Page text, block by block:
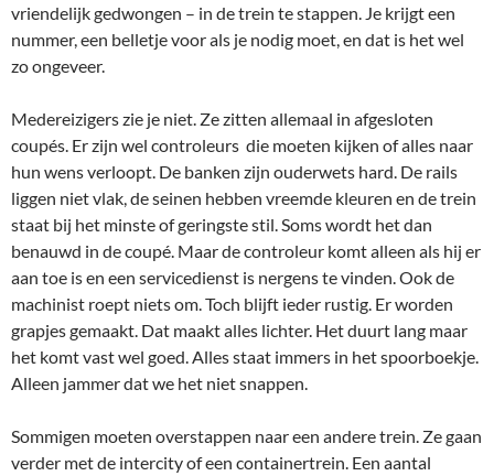
vriendelijk gedwongen – in de trein te stappen. Je krijgt een
nummer, een belletje voor als je nodig moet, en dat is het wel
zo ongeveer.
Medereizigers zie je niet. Ze zitten allemaal in afgesloten
coupés. Er zijn wel controleurs die moeten kijken of alles naar
hun wens verloopt. De banken zijn ouderwets hard. De rails
liggen niet vlak, de seinen hebben vreemde kleuren en de trein
staat bij het minste of geringste stil. Soms wordt het dan
benauwd in de coupé. Maar de controleur komt alleen als hij er
aan toe is en een servicedienst is nergens te vinden. Ook de
machinist roept niets om. Toch blijft ieder rustig. Er worden
grapjes gemaakt. Dat maakt alles lichter. Het duurt lang maar
het komt vast wel goed. Alles staat immers in het spoorboekje.
Alleen jammer dat we het niet snappen.
Sommigen moeten overstappen naar een andere trein. Ze gaan
verder met de intercity of een containertrein. Een aantal